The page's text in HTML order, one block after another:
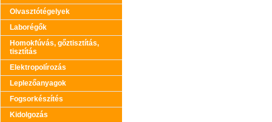
Olvasztótégelyek
Laborégők
Homokfúvás, gőztisztítás,
tisztítás
Elektropolírozás
Leplezőanyagok
Fogsorkészítés
Kidolgozás